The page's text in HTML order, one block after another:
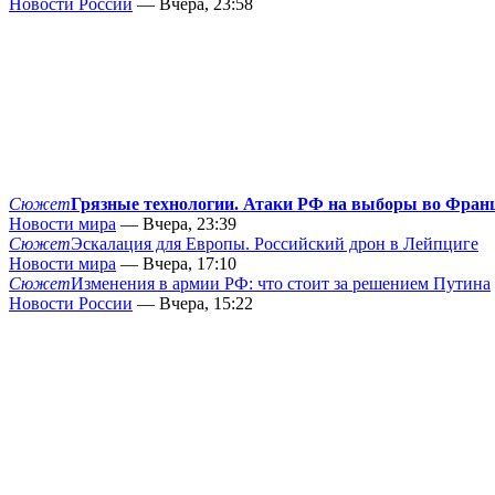
Новости России — Вчера, 23:58
СюжетГрязные технологии. Атаки РФ на выборы во
Новости мира — Вчера, 23:39
СюжетЭскалация для Европы. Российский дрон в Лейпциге
Новости мира — Вчера, 17:10
СюжетИзменения в армии РФ: что стоит за решением Путина
Новости России — Вчера, 15:22